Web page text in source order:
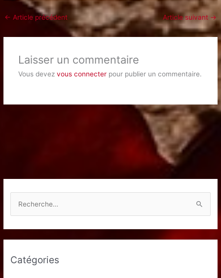
← Article précédent Article suivant →
Laisser un commentaire
Vous devez vous connecterpour publier un commentaire.
h
r
Catégories